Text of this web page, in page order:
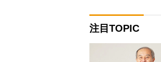
注目TOPIC